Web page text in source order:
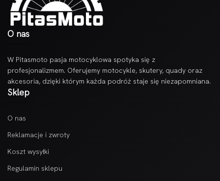
O nas
W Pitasmoto pasja motocyklowa spotyka się z
profesjonalizmem. Oferujemy motocykle, skutery, quady oraz
akcesoria, dzięki którym każda podróż staje się niezapomniana.
Sklep
O nas
Reklamacje i zwroty
Koszt wysyłki
Regulamin sklepu